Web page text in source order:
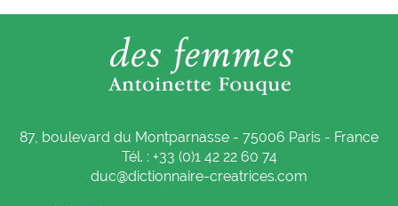
87, boulevard du Montparnasse - 75006 Paris - France
Tél. : +33 (0)1 42 22 60 74
duc@dictionnaire-creatrices.com